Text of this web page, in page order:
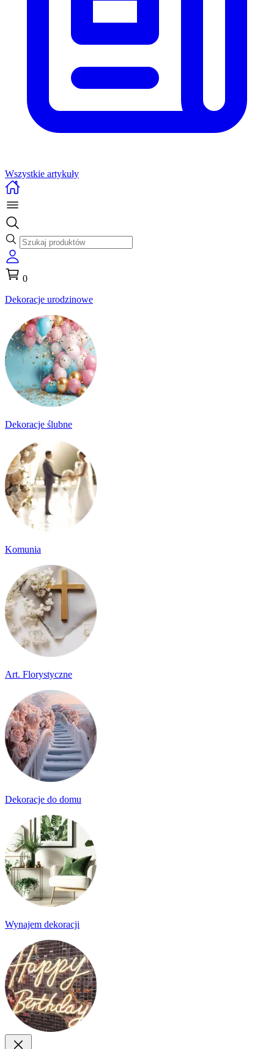
Wszystkie artykuły
0
Dekoracje urodzinowe
Dekoracje ślubne
Komunia
Art. Florystyczne
Dekoracje do domu
Wynajem dekoracji